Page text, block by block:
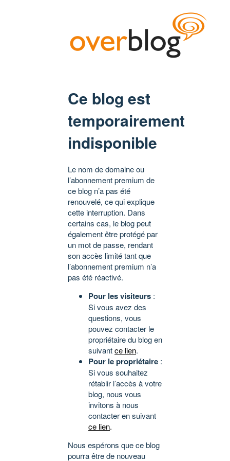
Ce blog est
temporairement
indisponible
Le nom de domaine ou
l’abonnement premium de
ce blog n’a pas été
renouvelé, ce qui explique
cette interruption. Dans
certains cas, le blog peut
également être protégé par
un mot de passe, rendant
son accès limité tant que
l’abonnement premium n’a
pas été réactivé.
Pour les visiteurs :
Si vous avez des
questions, vous
pouvez contacter le
propriétaire du blog en
suivantce lien.
Pour le propriétaire :
Si vous souhaitez
rétablir l’accès à votre
blog, nous vous
invitons à nous
contacter en suivant
ce lien.
Nous espérons que ce blog
pourra être de nouveau